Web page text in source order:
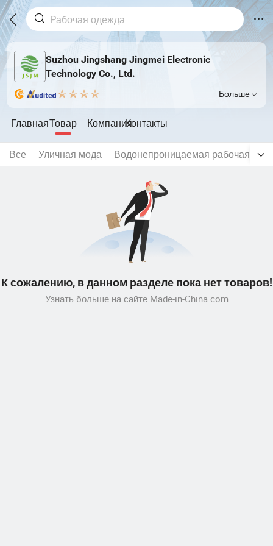
Suzhou Jingshang Jingmei Electronic
Technology Co., Ltd.
Больше
ГлавнаяТовар КомпанияКонтакты
Все Уличная мода Водонепроницаемая рабочая
К сожалению, в данном разделе пока нет товаров!
Узнать больше на сайте Made-in-China.com